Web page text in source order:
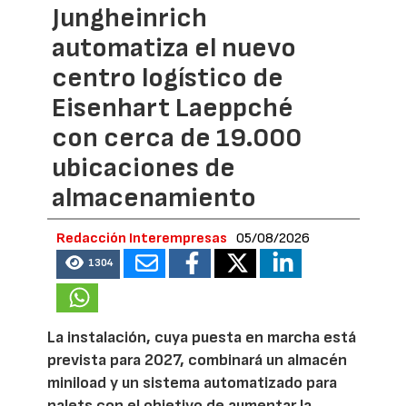
Jungheinrich
automatiza el nuevo
centro logístico de
Eisenhart Laeppché
con cerca de 19.000
ubicaciones de
almacenamiento
Redacción Interempresas 05/08/2026
1304
La instalación, cuya puesta en marcha está
prevista para 2027, combinará un almacén
miniload y un sistema automatizado para